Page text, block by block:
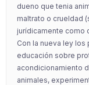
dueno que tenia
maltrato o crueldad
jurídicamente como
Con la nueva ley
educación sobre
acondicionamiento
animales,